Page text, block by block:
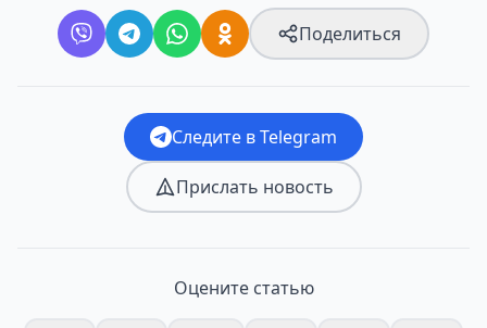
Поделиться
Следите в Telegram
Прислать новость
Оцените статью